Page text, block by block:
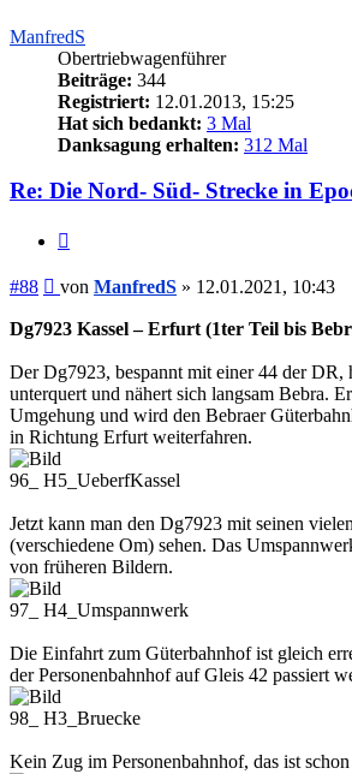
ManfredS
Obertriebwagenführer
Beiträge: 344
Registriert: 12.01.2013, 15:25
Hat sich bedankt: 3 Mal
Danksagung erhalten: 312 Mal
Re: Die Nord- Süd- Strecke in
#88 Beitrag
von ManfredS » 12.01.2021, 10:43
Dg7923 Kassel – Erfurt (1ter Teil bis
Der Dg7923, bespannt mit einer 44 der DR,
unterquert und nähert sich langsam Bebra.
Umgehung und wird den Bebraer
in Richtung Erfurt weiterfahren.
96_ H5_UeberfKassel
Jetzt kann man den Dg7923 mit seinen
(verschiedene Om) sehen. Das
von früheren Bildern.
97_ H4_Umspannwerk
Die Einfahrt zum Güterbahnhof ist gleich
der Personenbahnhof auf Gleis 42 passiert
98_ H3_Bruecke
Kein Zug im Personenbahnhof, das ist